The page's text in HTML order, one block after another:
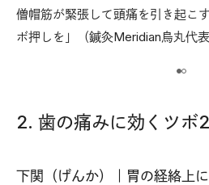
僧帽筋が緊張して頭痛を引き起こ
ボ押しを」（鍼灸Meridian烏丸代表
2. 歯の痛みに効くツボ2
下関（げんか）｜胃の経絡上に